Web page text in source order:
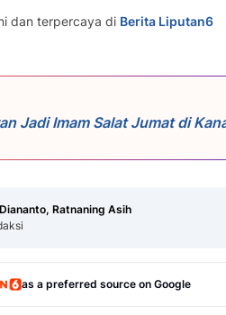
dan terpercaya di Berita Liputan6
Jadi Imam Salat Jumat di
Ratnaning Asih
as a preferred source on Google